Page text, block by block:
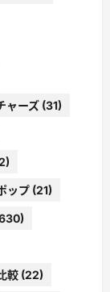
ャーズ (31)
ップ (21)
較 (22)